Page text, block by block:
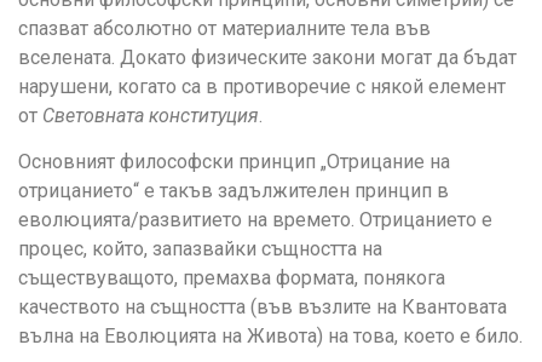
спазват абсолютно от материалните тела във
вселената. Докато физическите закони могат да бъдат
нарушени, когато са в противоречие с някой елемент
от Световната конституция.
Основният философски принцип „Отрицание на
отрицанието“ е такъв задължителен принцип в
еволюцията/развитието на времето. Отрицанието е
процес, който, запазвайки същността на
съществуващото, премахва формата, понякога
качеството на същността (във възлите на Квантовата
вълна на Еволюцията на Живота) на това, което е било.